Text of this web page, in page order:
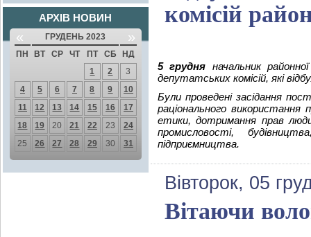
АРХІВ НОВИН
« ГРУДЕНЬ 2023 »
ПН ВТ СР ЧТ ПТ СБ
НД
1
2
3
4
5 6 7 8 9
10
11
12 13 14 15 16
17
18
19 20 21 22 23
24
25
26 27 28 29 30 31
комісій
5 грудня начальник
депутатських комісій, які
Були проведені засідання
раціонального використання
етики, дотримання прав
промисловості,
підприємництва.
Вівторок, 05
Вітаючи